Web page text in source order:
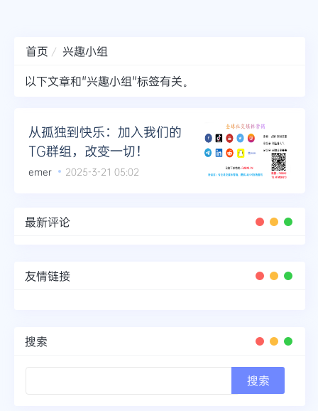
首页
兴趣小组
以下文章和"兴趣小组"标签有关。
从孤独到快乐：加入我们的
TG群组，改变一切！
emer 2025-3-21 05:02
最新评论
友情链接
搜索